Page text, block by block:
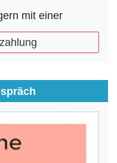
mit einer